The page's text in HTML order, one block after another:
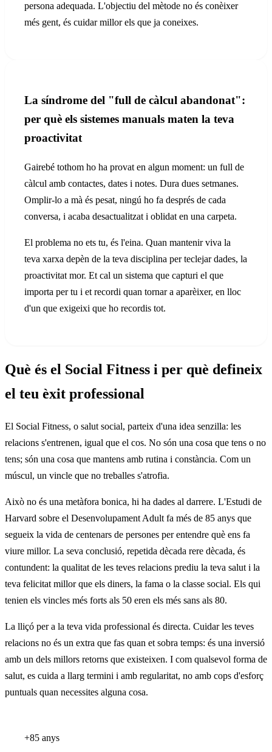
persona adequada. L'objectiu del mètode no és conèixer
més gent, és cuidar millor els que ja coneixes.
La síndrome del "full de càlcul abandonat":
per què els sistemes manuals maten la teva
proactivitat
Gairebé tothom ho ha provat en algun moment: un full de
càlcul amb contactes, dates i notes. Dura dues setmanes.
Omplir-lo a mà és pesat, ningú ho fa després de cada
conversa, i acaba desactualitzat i oblidat en una carpeta.
El problema no ets tu, és l'eina. Quan mantenir viva la
teva xarxa depèn de la teva disciplina per teclejar dades, la
proactivitat mor. Et cal un sistema que capturi el que
importa per tu i et recordi quan tornar a aparèixer, en lloc
d'un que exigeixi que ho recordis tot.
Què és el Social Fitness i per què defineix
el teu èxit professional
El Social Fitness, o salut social, parteix d'una idea senzilla: les
relacions s'entrenen, igual que el cos. No són una cosa que tens o no
tens; són una cosa que mantens amb rutina i constància. Com un
múscul, un vincle que no treballes s'atrofia.
Això no és una metàfora bonica, hi ha dades al darrere. L'Estudi de
Harvard sobre el Desenvolupament Adult fa més de 85 anys que
segueix la vida de centenars de persones per entendre què ens fa
viure millor. La seva conclusió, repetida dècada rere dècada, és
contundent: la qualitat de les teves relacions prediu la teva salut i la
teva felicitat millor que els diners, la fama o la classe social. Els qui
tenien els vincles més forts als 50 eren els més sans als 80.
La lliçó per a la teva vida professional és directa. Cuidar les teves
relacions no és un extra que fas quan et sobra temps: és una inversió
amb un dels millors retorns que existeixen. I com qualsevol forma de
salut, es cuida a llarg termini i amb regularitat, no amb cops d'esforç
puntuals quan necessites alguna cosa.
+85 anys